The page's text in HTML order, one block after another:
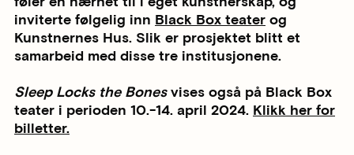
inviterte følgelig inn Black Box teater og
Kunstnernes Hus. Slik er prosjektet blitt et
samarbeid med disse tre institusjonene.
Sleep Locks the Bonesvises også på Black Box
teater i perioden 10.-14. april 2024. Klikk her for
billetter.